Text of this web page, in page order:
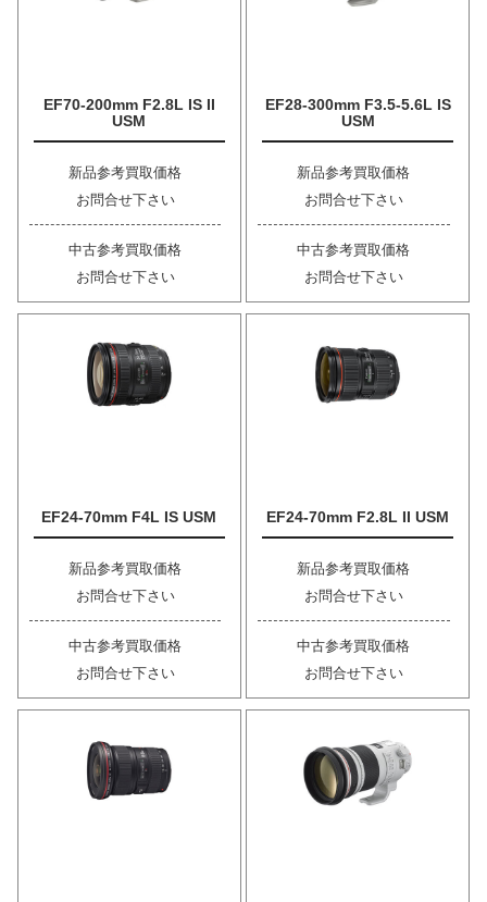
EF70-200mm F2.8L IS II
USM
新品参考買取価格
お問合せ下さい
中古参考買取価格
お問合せ下さい
EF28-300mm F3.5-5.6L IS
USM
新品参考買取価格
お問合せ下さい
中古参考買取価格
お問合せ下さい
EF24-70mm F4L IS USM
新品参考買取価格
お問合せ下さい
中古参考買取価格
お問合せ下さい
EF24-70mm F2.8L II USM
新品参考買取価格
お問合せ下さい
中古参考買取価格
お問合せ下さい